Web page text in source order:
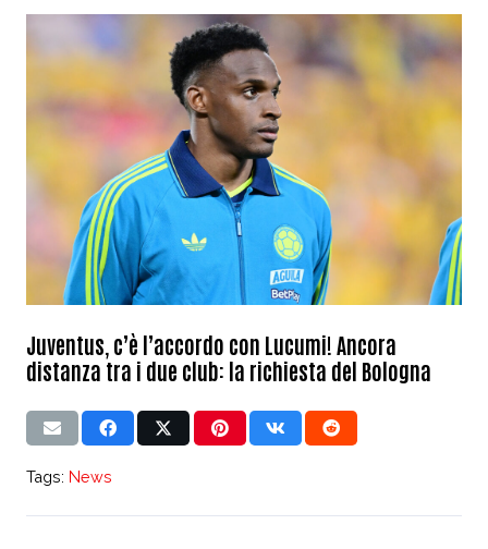
Juventus, c’è l’accordo con Lucumi! Ancora
distanza tra i due club: la richiesta del Bologna
Tags: News